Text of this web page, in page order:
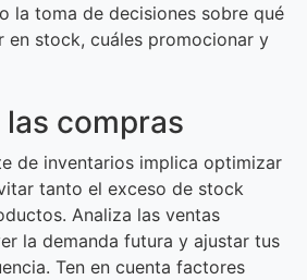
la toma de decisiones sobre qué
en stock, cuáles promocionar y
compras
de inventarios implica optimizar
tanto el exceso de stock
Analiza las ventas
la demanda futura y ajustar tus
Ten en cuenta factores